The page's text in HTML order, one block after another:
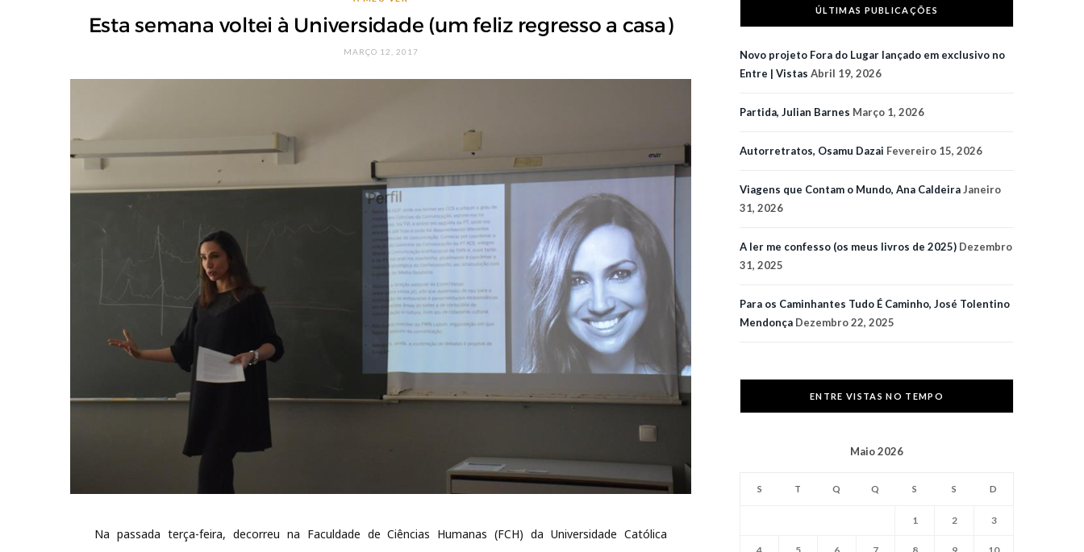
Esta semana voltei à Universidade (um feliz regresso a casa)
MARÇO 12, 2017
Na passada terça-feira, decorreu na Faculdade de Ciências Humanas (FCH) da Universidade Católica
ÚLTIMAS PUBLICAÇÕES
Novo projeto Fora do Lugar lançado em exclusivo no
Entre | Vistas Abril 19, 2026
Partida, Julian Barnes Março 1, 2026
Autorretratos, Osamu Dazai Fevereiro 15, 2026
Viagens que Contam o Mundo, Ana CaldeiraJaneiro
31, 2026
A ler me confesso (os meus livros de 2025) Dezembro
31, 2025
Para os Caminhantes Tudo É Caminho, José Tolentino
Mendonça Dezembro 22, 2025
ENTRE VISTAS NO TEMPO
Maio 2026
S T Q Q S S D
1 2 3